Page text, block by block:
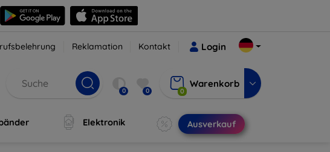
Reklamation Kontakt Login
0 0 0
Warenkorb
Elektronik Ausverkauf